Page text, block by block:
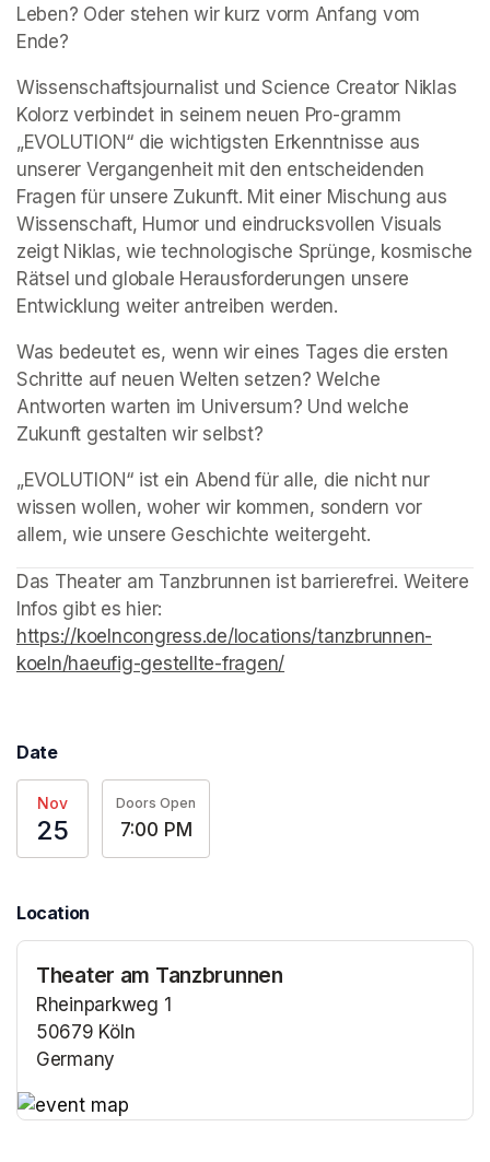
Leben? Oder stehen wir kurz vorm Anfang vom
Ende?
Wissenschaftsjournalist und Science Creator Niklas
Kolorz verbindet in seinem neuen Pro-gramm
„EVOLUTION“ die wichtigsten Erkenntnisse aus
unserer Vergangenheit mit den entscheidenden
Fragen für unsere Zukunft. Mit einer Mischung aus
Wissenschaft, Humor und eindrucksvollen Visuals
zeigt Niklas, wie technologische Sprünge, kosmische
Rätsel und globale Herausforderungen unsere
Entwicklung weiter antreiben werden.
Was bedeutet es, wenn wir eines Tages die ersten
Schritte auf neuen Welten setzen? Welche
Antworten warten im Universum? Und welche
Zukunft gestalten wir selbst?
„EVOLUTION“ ist ein Abend für alle, die nicht nur
wissen wollen, woher wir kommen, sondern vor
allem, wie unsere Geschichte weitergeht.
(opens in a new tab)
﻿﻿﻿﻿﻿﻿﻿﻿﻿﻿﻿﻿Das Theater am Tanzbrunnen ist barrierefrei. Weitere
https://koelncongress.de/locations/tanzbrunnen-
koeln/haeufig-gestellte-fragen/﻿
Date
Nov
25
Doors Open
7:00 PM
Location
Theater am Tanzbrunnen
Rheinparkweg 1
50679 Köln
Germany